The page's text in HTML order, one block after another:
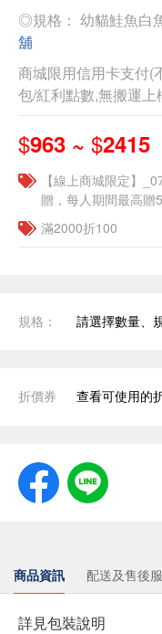
◎規格： 幼貓鮭魚白
舖
商城限用信用卡支付(
包/紅利點數,無搬運
$963 ~ $2415
【線上商城限定】
贈，每人期間最高贈
滿2000折100
規格： 請選擇數量、
折價券 查看可使用的
商品資訊 配送及售後
詳見包裝說明